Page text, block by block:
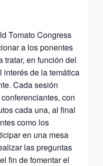
Tomato Congress
a los ponentes
tratar, en función del
interés de la temática
Cada sesión
con
cada una, al final
como los
en una mesa
las preguntas
fin de fomentar el